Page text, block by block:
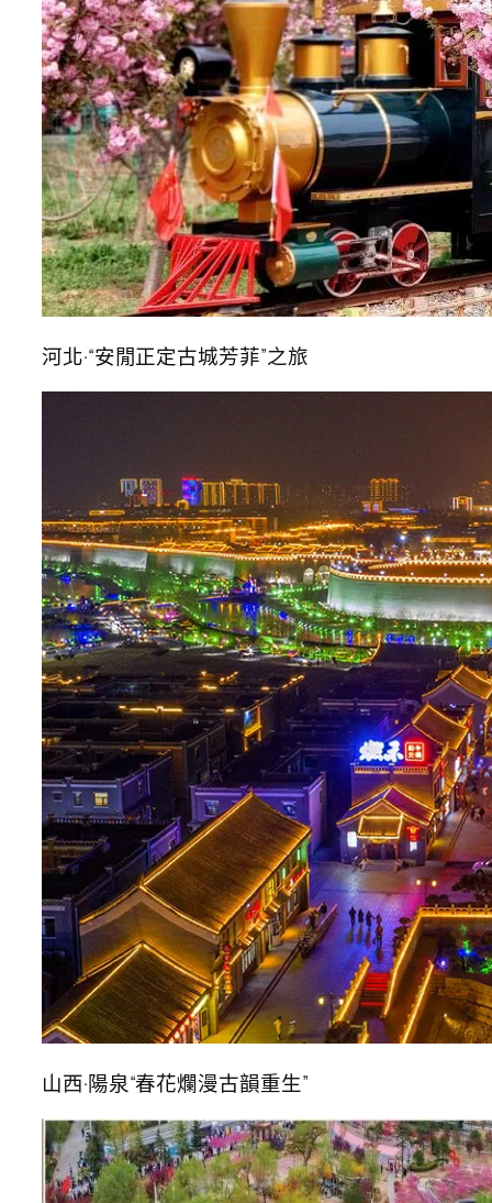
河北·“安閒正定古城芳菲”之旅
山西·陽泉“春花爛漫古韻重生”